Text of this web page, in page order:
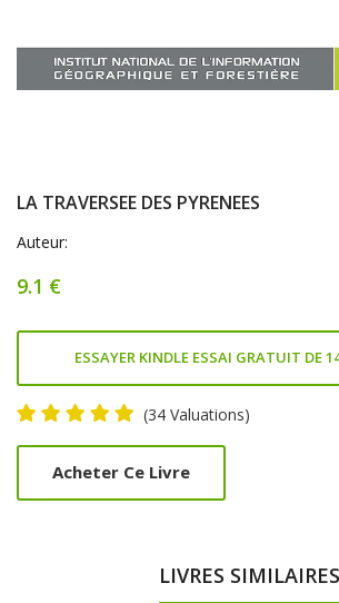
LA TRAVERSEE DES PYRENEES
Auteur:
9.1 €
ESSAYER KINDLE ESSAI GRATUIT DE
(34 Valuations)
Product
Summery
Acheter Ce Livre
LIVRES SIMILAIRES